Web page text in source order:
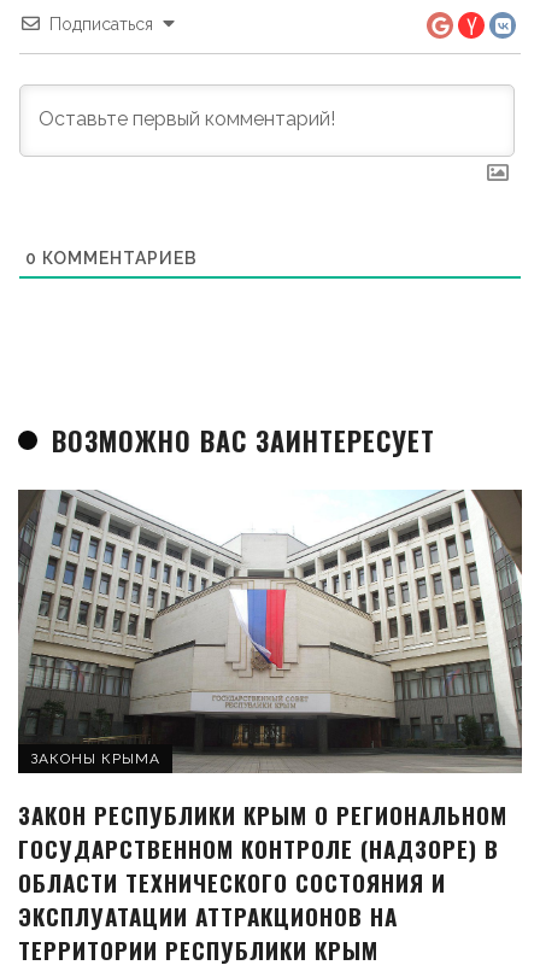
Подписаться
0 КОММЕНТАРИЕВ
ВОЗМОЖНО ВАС ЗАИНТЕРЕСУЕТ
ЗАКОНЫ КРЫМА
ЗАКОН РЕСПУБЛИКИ КРЫМ О РЕГИОНАЛЬНОМ
ГОСУДАРСТВЕННОМ КОНТРОЛЕ (НАДЗОРЕ) В
ОБЛАСТИ ТЕХНИЧЕСКОГО СОСТОЯНИЯ И
ЭКСПЛУАТАЦИИ АТТРАКЦИОНОВ НА
ТЕРРИТОРИИ РЕСПУБЛИКИ КРЫМ